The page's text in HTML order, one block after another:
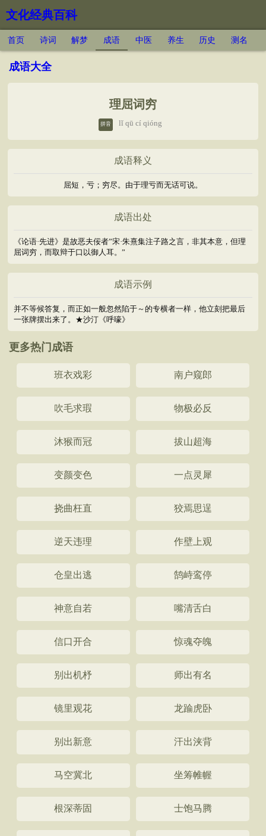
文化经典百科
首页 诗词 解梦 成语 中医 养生 历史 测名
成语大全
理屈词穷
拼音 lǐ qū cí qióng
成语释义
屈短，亏；穷尽。由于理亏而无话可说。
成语出处
《论语·先进》是故恶夫佞者”宋·朱熹集注子路之言，非其本意，但理
屈词穷，而取辩于口以御人耳。”
成语示例
并不等候答复，而正如一般忽然陷于～的专横者一样，他立刻把最后
一张牌摆出来了。★沙汀《呼嚎》
更多热门成语
班衣戏彩 南户窥郎
吹毛求瑕 物极必反
沐猴而冠 拔山超海
变颜变色 一点灵犀
挠曲枉直 狡焉思逞
逆天违理 作壁上观
仓皇出逃 鹄峙鸾停
神意自若 嘴清舌白
信口开合 惊魂夺魄
别出机杼 师出有名
镜里观花 龙踚虎卧
别出新意 汗出浃背
马空冀北 坐筹帷幄
根深蒂固 士饱马腾